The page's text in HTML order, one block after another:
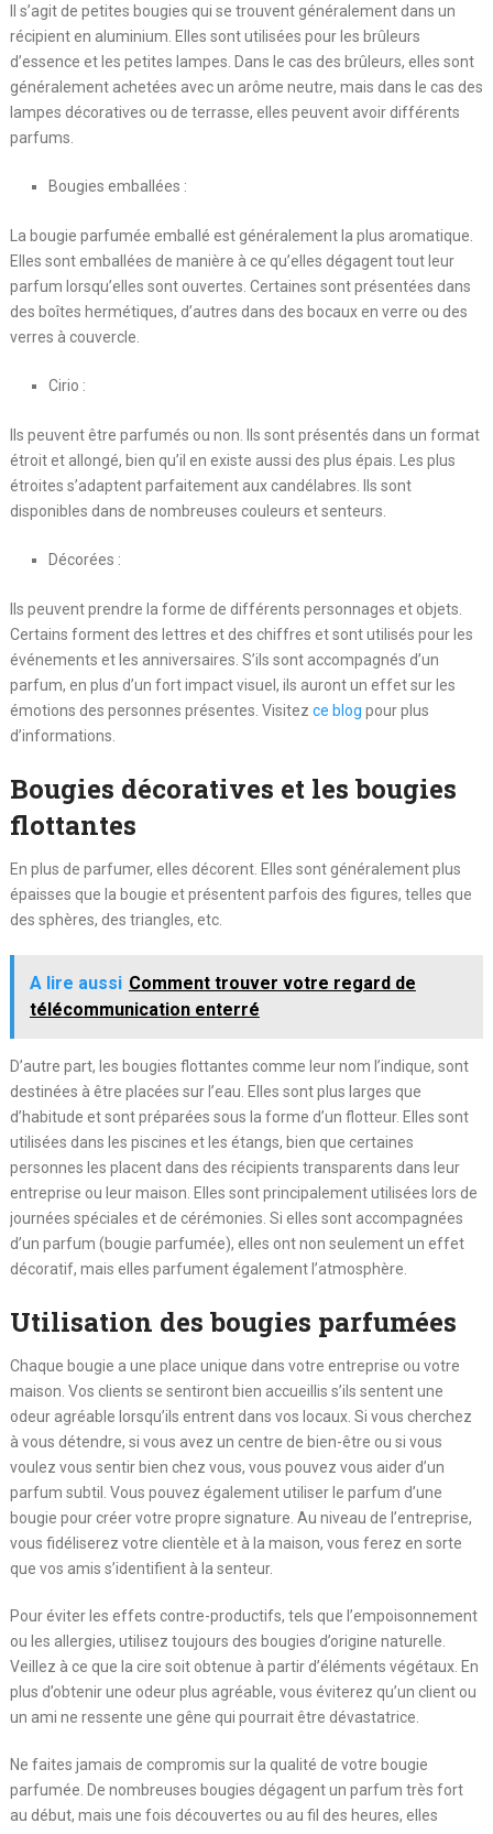
Il s’agit de petites bougies qui se trouvent généralement dans un
récipient en aluminium. Elles sont utilisées pour les brûleurs
d’essence et les petites lampes. Dans le cas des brûleurs, elles sont
généralement achetées avec un arôme neutre, mais dans le cas des
lampes décoratives ou de terrasse, elles peuvent avoir différents
parfums.
Bougies emballées :
La bougie parfumée emballé est généralement la plus aromatique.
Elles sont emballées de manière à ce qu’elles dégagent tout leur
parfum lorsqu’elles sont ouvertes. Certaines sont présentées dans
des boîtes hermétiques, d’autres dans des bocaux en verre ou des
verres à couvercle.
Cirio :
Ils peuvent être parfumés ou non. Ils sont présentés dans un format
étroit et allongé, bien qu’il en existe aussi des plus épais. Les plus
étroites s’adaptent parfaitement aux candélabres. Ils sont
disponibles dans de nombreuses couleurs et senteurs.
Décorées :
Ils peuvent prendre la forme de différents personnages et objets.
Certains forment des lettres et des chiffres et sont utilisés pour les
événements et les anniversaires. S’ils sont accompagnés d’un
parfum, en plus d’un fort impact visuel, ils auront un effet sur les
émotions des personnes présentes. Visitez ce blog pour plus
d’informations.
Bougies décoratives et les bougies
flottantes
En plus de parfumer, elles décorent. Elles sont généralement plus
épaisses que la bougie et présentent parfois des figures, telles que
des sphères, des triangles, etc.
A lire aussi Comment trouver votre regard de
télécommunication enterré
D’autre part, les bougies flottantes comme leur nom l’indique, sont
destinées à être placées sur l’eau. Elles sont plus larges que
d’habitude et sont préparées sous la forme d’un flotteur. Elles sont
utilisées dans les piscines et les étangs, bien que certaines
personnes les placent dans des récipients transparents dans leur
entreprise ou leur maison. Elles sont principalement utilisées lors de
journées spéciales et de cérémonies. Si elles sont accompagnées
d’un parfum (bougie parfumée), elles ont non seulement un effet
décoratif, mais elles parfument également l’atmosphère.
Utilisation des bougies parfumées
Chaque bougie a une place unique dans votre entreprise ou votre
maison. Vos clients se sentiront bien accueillis s’ils sentent une
odeur agréable lorsqu’ils entrent dans vos locaux. Si vous cherchez
à vous détendre, si vous avez un centre de bien-être ou si vous
voulez vous sentir bien chez vous, vous pouvez vous aider d’un
parfum subtil. Vous pouvez également utiliser le parfum d’une
bougie pour créer votre propre signature. Au niveau de l’entreprise,
vous fidéliserez votre clientèle et à la maison, vous ferez en sorte
que vos amis s’identifient à la senteur.
Pour éviter les effets contre-productifs, tels que l’empoisonnement
ou les allergies, utilisez toujours des bougies d’origine naturelle.
Veillez à ce que la cire soit obtenue à partir d’éléments végétaux. En
plus d’obtenir une odeur plus agréable, vous éviterez qu’un client ou
un ami ne ressente une gêne qui pourrait être dévastatrice.
Ne faites jamais de compromis sur la qualité de votre bougie
parfumée. De nombreuses bougies dégagent un parfum très fort
au début, mais une fois découvertes ou au fil des heures, elles